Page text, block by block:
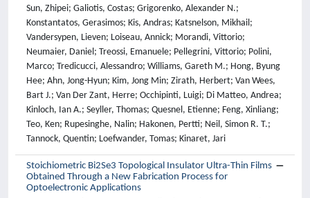
Sun, Zhipei; Galiotis, Costas; Grigorenko, Alexander N.;
Konstantatos, Gerasimos; Kis, Andras; Katsnelson, Mikhail;
Vandersypen, Lieven; Loiseau, Annick; Morandi, Vittorio;
Neumaier, Daniel; Treossi, Emanuele; Pellegrini, Vittorio; Polini,
Marco; Tredicucci, Alessandro; Williams, Gareth M.; Hong, Byung
Hee; Ahn, Jong-Hyun; Kim, Jong Min; Zirath, Herbert; Van Wees,
Bart J.; Van Der Zant, Herre; Occhipinti, Luigi; Di Matteo, Andrea;
Kinloch, Ian A.; Seyller, Thomas; Quesnel, Etienne; Feng, Xinliang;
Teo, Ken; Rupesinghe, Nalin; Hakonen, Pertti; Neil, Simon R. T.;
Tannock, Quentin; Loefwander, Tomas; Kinaret, Jari
Stoichiometric Bi2Se3 Topological Insulator Ultra-Thin Films
Obtained Through a New Fabrication Process for
Optoelectronic Applications